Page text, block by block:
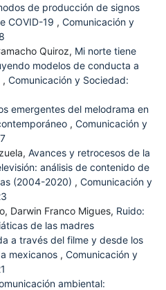
de producción de signos
COVID-19 , Comunicación y
Quiroz, Mi norte tiene
modelos de conducta a
, Comunicación y Sociedad:
emergentes del melodrama en
, Comunicación y
Avances y retrocesos de la
análisis de contenido de
(2004-2020) , Comunicación y
Darwin Franco Migues, Ruido:
de las madres
a través del filme y desde los
mexicanos , Comunicación y
ambiental: